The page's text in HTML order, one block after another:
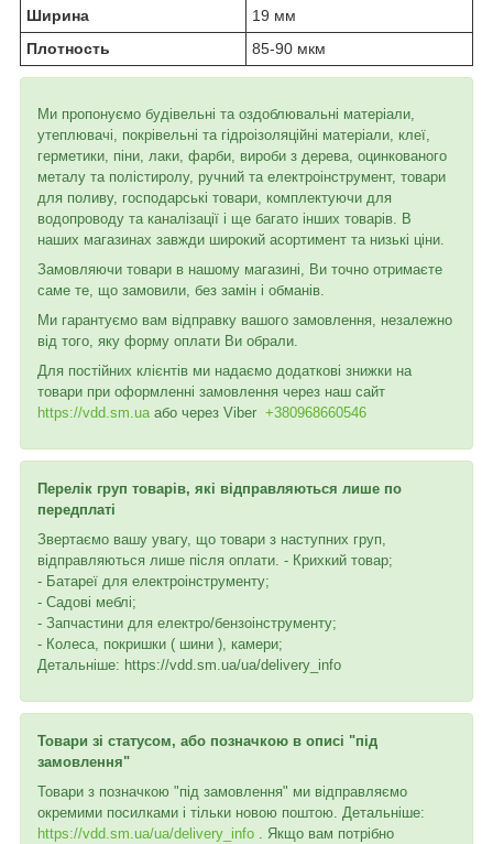
Ширина
19 мм
Плотность
85-90 мкм
Ми пропонуємо будівельні та оздоблювальні матеріали,
утеплювачі, покрівельні та гідроізоляційні матеріали, клеї,
герметики, піни, лаки, фарби, вироби з дерева, оцинкованого
металу та полістиролу, ручний та електроінструмент, товари
для поливу, господарські товари, комплектуючи для
водопроводу та каналізації і ще багато інших товарів. В
наших магазинах завжди широкий асортимент та низькі ціни.
Замовляючи товари в нашому магазині, Ви точно отримаєте
саме те, що замовили, без замін і обманів.
Ми гарантуємо вам відправку вашого замовлення, незалежно
від того, яку форму оплати Ви обрали.
Для постійних клієнтів ми надаємо додаткові знижки на
товари при оформленні замовлення через наш сайт
https://vdd.sm.ua або через Viber +380968660546
Перелік груп товарів, які відправляються лише по
передплаті
Звертаємо вашу увагу, що товари з наступних груп,
відправляються лише після оплати. - Крихкий товар;
- Батареї для електроінструменту;
- Садові меблі;
- Запчастини для електро/бензоінструменту;
- Колеса, покришки ( шини ), камери;
Детальніше: https://vdd.sm.ua/ua/delivery_info
Товари зі статусом, або позначкою в описі "під
замовлення"
Товари з позначкою "під замовлення" ми відправляємо
окремими посилками і тільки новою поштою. Детальніше:
https://vdd.sm.ua/ua/delivery_info . Якщо вам потрібно